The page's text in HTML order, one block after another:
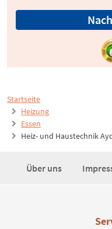
Startseite
Heizung
Essen
Heiz- und Haustechnik
Über uns